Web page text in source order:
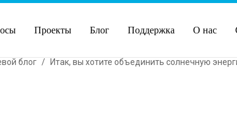
Проекты Блог Поддержка О нас
блог / Итак, вы хотите объединить солнечную